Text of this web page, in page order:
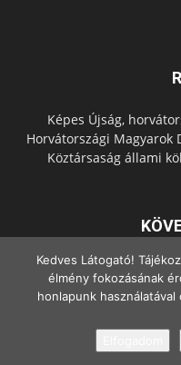
Képes Újság,
Horvátországi Magyarok
Köztársaság állami
© Copyright -
Kedves Látogató!
élmény fokozásának
honlapunk